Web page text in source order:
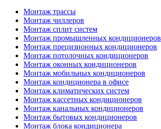
Монтаж трассы
Монтаж чиллеров
Монтаж сплит систем
Монтаж промышленных кондиционеров
Монтаж прецизионных кондиционеров
Монтаж потолочных кондиционеров
Монтаж оконных кондиционеров
Монтаж мобильных кондиционеров
Монтаж кондиционера в офисе
Монтаж климатических систем
Монтаж кассетных кондиционеров
Монтаж канальных кондиционеров
Монтаж бытовых кондиционеров
Монтаж блока кондиционера